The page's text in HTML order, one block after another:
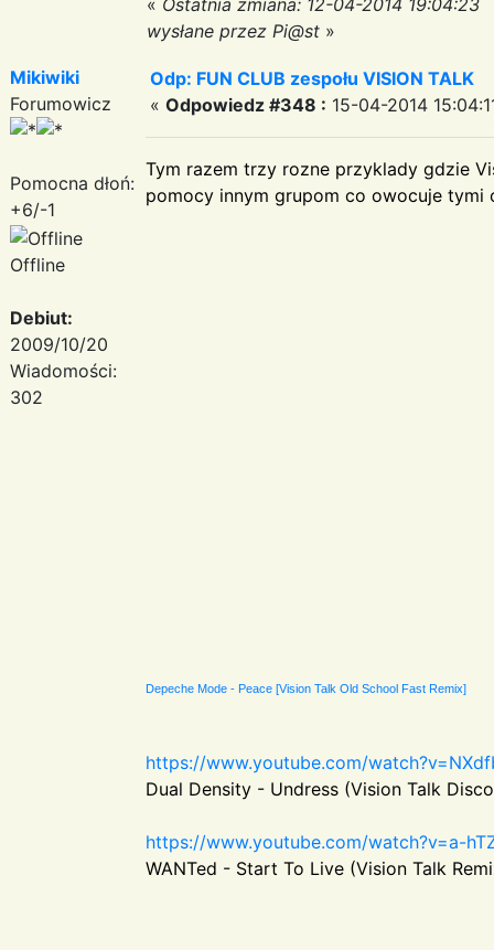
wysłane przez Pi@st »
Mikiwiki
Forumowicz
Pomocna dłoń:
+6/-1
Offline
Debiut:
2009/10/20
Wiadomości:
302
Odp: FUN CLUB zespołu VISION TALK
« Odpowiedz #348 : 15-04-2014
Tym razem trzy rozne przyklady gdzie
pomocy innym grupom co owocuje
Depeche Mode - Peace [Vision Talk Old School Fast Remix]
https://www.youtube.com/
Dual Density - Undress (Vision Talk
https://www.youtube.com/watch?v=a-
WANTed - Start To Live (Vision Talk